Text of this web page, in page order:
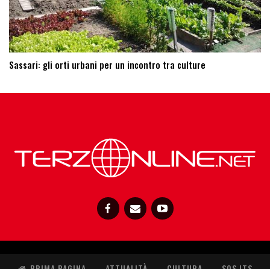
Sassari: ​gli orti urbani per un incontro tra culture